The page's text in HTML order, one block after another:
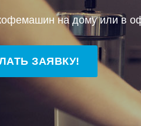
на дому или в
ЗАЯВКУ!